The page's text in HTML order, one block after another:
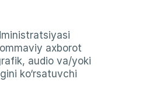
axborot
audio va/yoki
ko‘rsatuvchi